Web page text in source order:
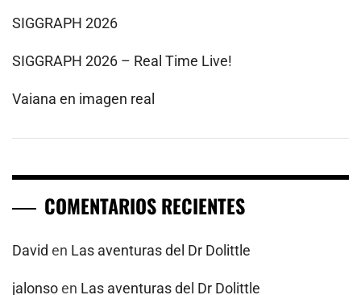
SIGGRAPH 2026
SIGGRAPH 2026 – Real Time Live!
Vaiana en imagen real
COMENTARIOS RECIENTES
David en Las aventuras del Dr Dolittle
jalonsoen Las aventuras del Dr Dolittle